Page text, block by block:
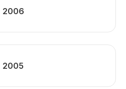
2006
2005